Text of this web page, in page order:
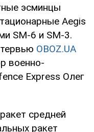
эсминцы
Aegis
SM-6 и SM-3.
OBOZ.UA
военно-
Express Олег
средней
ракет